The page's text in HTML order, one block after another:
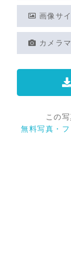
画像サ
カメラ
この
無料写真・